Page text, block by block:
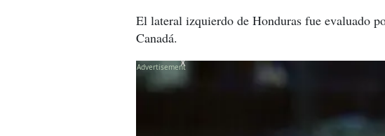
El lateral izquierdo de Honduras fue evaluado
Canadá.
X